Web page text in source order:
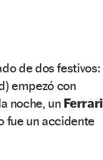
de dos festivos:
empezó con
noche, un Ferrari
fue un accidente